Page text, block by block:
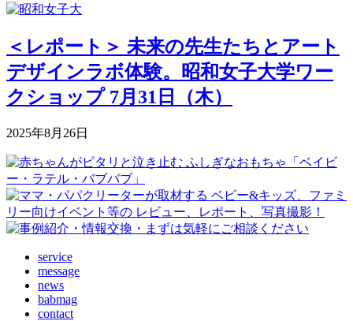
＜レポート＞ 未来の先生たちとアート
デザインラボ体験。昭和女子大学ワー
クショップ 7月31日（木）
2025年8月26日
service
message
news
babmag
contact